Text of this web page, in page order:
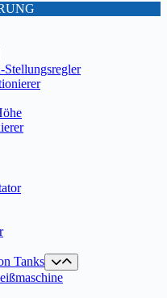
Tanks